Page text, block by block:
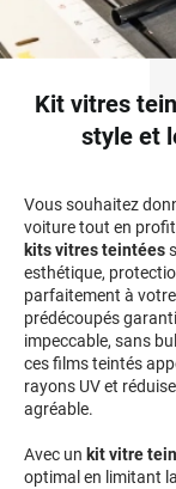
Honda
Hyundai
Infiniti
Isuzu
Iveco
Jaecoo
Jaguar
Jeep
Kit vitres
style et
Vous souhaitez
voiture tout en
kits vitres teintées
esthétique,
parfaitement à
prédécoupés
impeccable, sans
ces films teintés
rayons UV et
agréable.
Avec un kit vitre
optimal en limitant